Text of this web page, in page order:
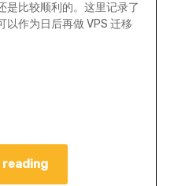
是比较顺利的。这里记录了
以作为日后再做 VPS 迁移
reading